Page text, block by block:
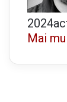
2024
Mai